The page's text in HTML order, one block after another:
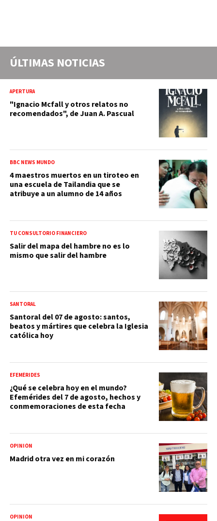
ÚLTIMAS NOTICIAS
APERTURA
"Ignacio Mcfall y otros relatos no
recomendados", de Juan A. Pascual
BBC NEWS MUNDO
4 maestros muertos en un tiroteo en
una escuela de Tailandia que se
atribuye a un alumno de 14 años
TU CONSULTORIO FINANCIERO
Salir del mapa del hambre no es lo
mismo que salir del hambre
SANTORAL
Santoral del 07 de agosto: santos,
beatos y mártires que celebra la Iglesia
católica hoy
EFEMÉRIDES
¿Qué se celebra hoy en el mundo?
Efemérides del 7 de agosto, hechos y
conmemoraciones de esta fecha
OPINIÓN
Madrid otra vez en mi corazón
OPINIÓN